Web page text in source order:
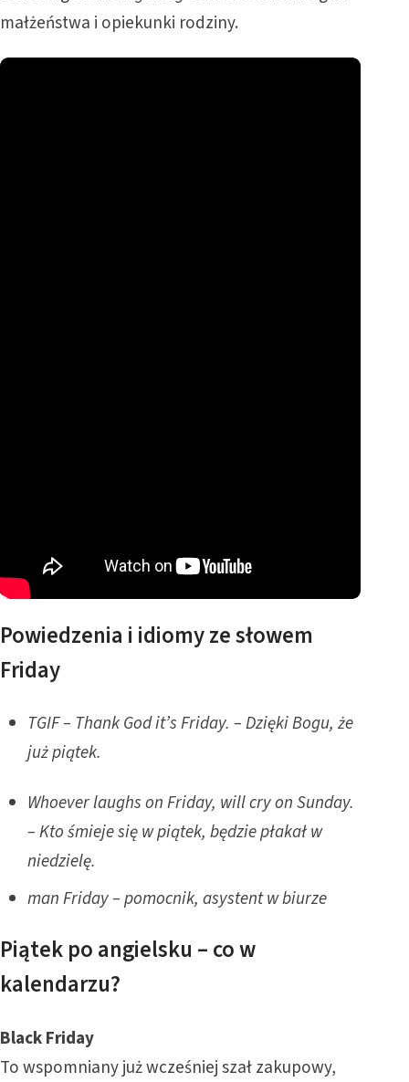
małżeństwa i opiekunki rodziny.
Powiedzenia i idiomy ze słowem
Friday
TGIF – Thank God it’s Friday. – Dzięki Bogu, że
już piątek.
Whoever laughs on Friday, will cry on Sunday.
– Kto śmieje się w piątek, będzie płakał w
niedzielę.
man Friday – pomocnik, asystent w biurze
Piątek po angielsku – co w
kalendarzu?
Black Friday
To wspomniany już wcześniej szał zakupowy,